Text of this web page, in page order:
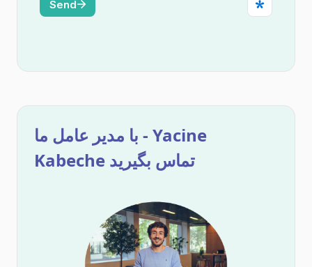
با مدیر عامل ما - Yacine
Kabeche تماس بگیرید